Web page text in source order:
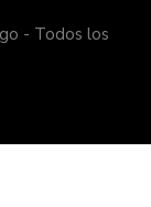
- Todos los